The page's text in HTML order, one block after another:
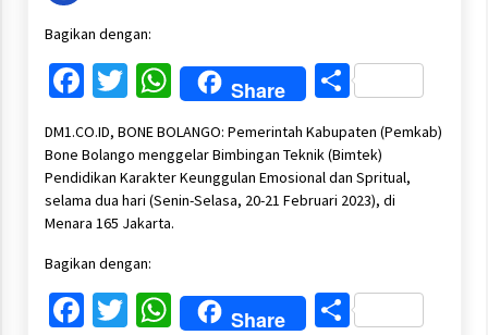
Bagikan dengan:
Facebook
Twitter
WhatsApp
Share Share
DM1.CO.ID, BONE BOLANGO: Pemerintah Kabupaten (Pemkab)
Bone Bolango menggelar Bimbingan Teknik (Bimtek)
Pendidikan Karakter Keunggulan Emosional dan Spritual,
selama dua hari (Senin-Selasa, 20-21 Februari 2023), di
Menara 165 Jakarta.
Bagikan dengan:
Facebook
Twitter
WhatsApp
Share Share